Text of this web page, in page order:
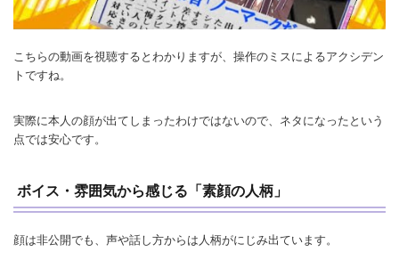
こちらの動画を視聴するとわかりますが、操作のミスによるアクシデン
トですね。
実際に本人の顔が出てしまったわけではないので、ネタになったという
点では安心です。
ボイス・雰囲気から感じる「素顔の人柄」
顔は非公開でも、声や話し方からは人柄がにじみ出ています。